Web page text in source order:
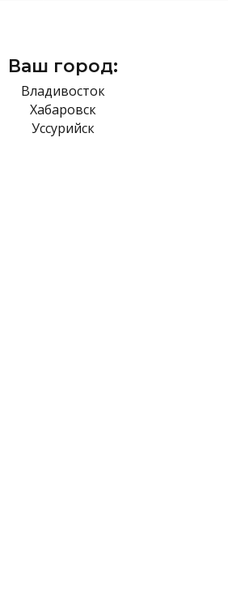
Ваш город:
Владивосток
Хабаровск
Уссурийск
на консультацию